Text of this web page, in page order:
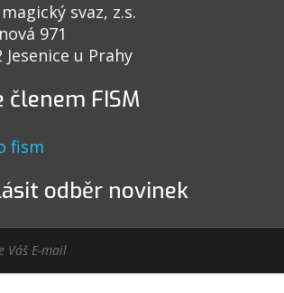
svaz, z.s.
971
Jesenice u Prahy
členem FISM
odběr novinek